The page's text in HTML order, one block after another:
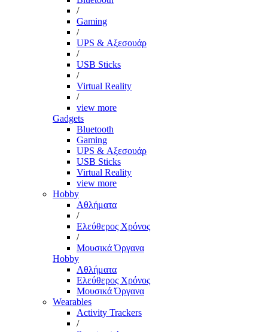
/
Gaming
/
UPS & Αξεσουάρ
/
USB Sticks
/
Virtual Reality
/
view more
Gadgets
Bluetooth
Gaming
UPS & Αξεσουάρ
USB Sticks
Virtual Reality
view more
Hobby
Αθλήματα
/
Ελεύθερος Χρόνος
/
Μουσικά Όργανα
Hobby
Αθλήματα
Ελεύθερος Χρόνος
Μουσικά Όργανα
Wearables
Activity Trackers
/